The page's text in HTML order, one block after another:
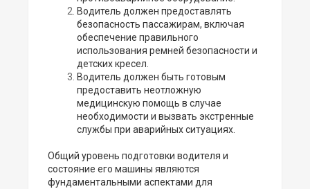
Водитель должен предоставлять
безопасность пассажирам, включая
обеспечение правильного
использования ремней безопасности и
детских кресел.
Водитель должен быть готовым
предоставить неотложную
медицинскую помощь в случае
необходимости и вызвать экстренные
службы при аварийных ситуациях.
Общий уровень подготовки водителя и
состояние его машины являются
фундаментальными аспектами для